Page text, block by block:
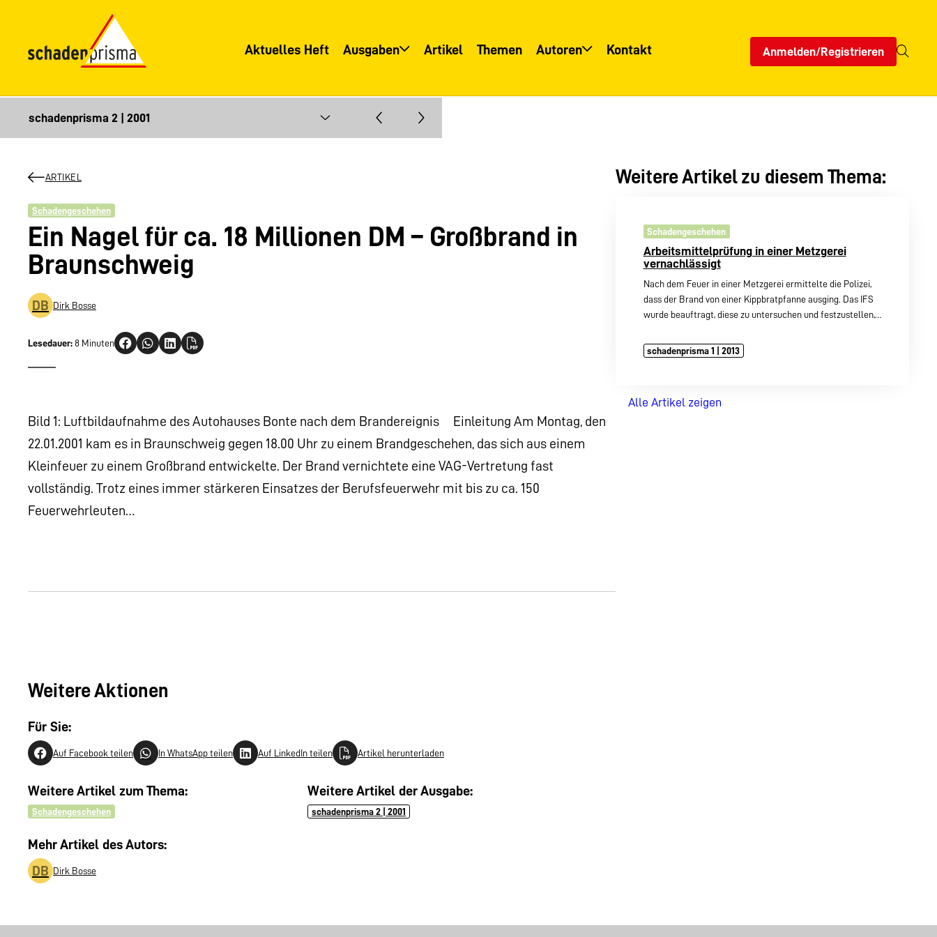
Aktuelles Heft Ausgaben
Informationsservice
Artikel Themen Autoren Kontakt Anmelden/Registrieren
ARTIKEL
Schadengeschehen
Ein Nagel für ca. 18 Millionen DM – Großbrand in
Braunschweig
DB Dirk Bosse
Lesedauer: 8 Minuten
Bild 1: Luftbildaufnahme des Autohauses Bonte nach dem Brandereignis Einleitung Am Montag, den
22.01.2001 kam es in Braunschweig gegen 18.00 Uhr zu einem Brandgeschehen, das sich aus einem
Kleinfeuer zu einem Großbrand entwickelte. Der Brand vernichtete eine VAG-Vertretung fast
vollständig. Trotz eines immer stärkeren Einsatzes der Berufsfeuerwehr mit bis zu ca. 150
Feuerwehrleuten…
Weitere Aktionen
Für Sie:
Auf Facebook teilen In WhatsApp teilen Auf LinkedIn teilen Artikel herunterladen
Weitere Artikel zum Thema:
Schadengeschehen
Weitere Artikel der Ausgabe:
schadenprisma 2 | 2001
Mehr Artikel des Autors:
DB
Dirk Bosse
Weitere Artikel zu diesem Thema:
Schadengeschehen
Arbeitsmittelprüfung in einer Metzgerei
vernachlässigt
Nach dem Feuer in einer Metzgerei ermittelte die Polizei,
dass der Brand von einer Kippbratpfanne ausging. Das IFS
wurde beauftragt, diese zu untersuchen und festzustellen,…
schadenprisma 1 | 2013
Alle Artikel zeigen